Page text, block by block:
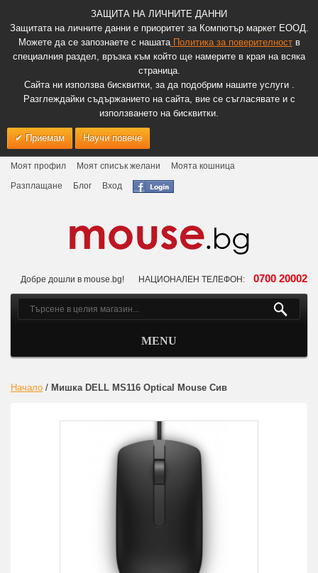
ЗАЩИТА НА ЛИЧНИТЕ ДАННИ
Защитата на личните данни е приоритет за Компютър маркет ЕООД.
Можете да се запознаете с нашатаПолитика за поверителноств
специалния раздел, връзка към който ще намерите в края на всяка
страница.
Сайта ни използва бисквитки, за да подобрим нашите услуги .
Разглеждайки съдържанието на сайта, вие се съгласявате и с
използването на бисквитки.
Приемам Научи повече
Моят профил Моят списък желани
Моята кошница
Разплащане
Блог Вход
Добре дошли в mouse.bg! НАЦИОНАЛЕН ТЕЛЕФОН: 0700 20002
MENU
Начало / Мишка DELL MS116 Optical Mouse Сив